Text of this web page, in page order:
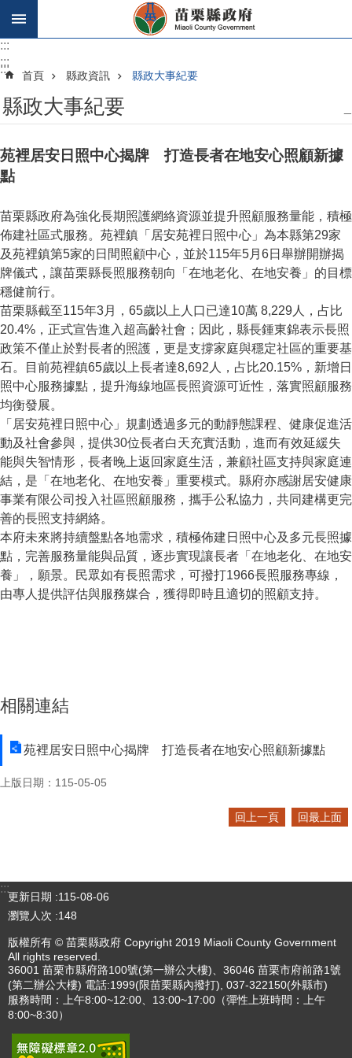
跳到主要內容區塊
:::
:::
::: 首頁 縣政資訊 縣政大事紀要
縣政大事紀要
苑裡居安日照中心揭牌 打造長者在地安心照顧新據
點
苗栗縣政府為強化長期照護網絡資源並提升照顧服務量能，積極
佈建社區式服務。苑裡鎮「居安苑裡日照中心」為本縣第29家
及苑裡鎮第5家的日間照顧中心，並於115年5月6日舉辦開辦揭
牌儀式，讓苗栗縣長照服務朝向「 在地老化、在地安養 」的目標
穩健前行。
苗栗縣截至115年3月，65歲以上人口已達10萬 8,229人，占比
20.4%，正式宣告進入超高齡社會；因此，縣長鍾東錦表示長照
政策不僅止於對長者的照護，更是支撐家庭與穩定社區的重要基
石。目前苑裡鎮65歲以上長者達8,692人，占比20.15%，新增日
照中心服務據點，提升海線地區長照資源可近性，落實照顧服務
均衡發展。
「居安苑裡日照中心」規劃透過多元的動靜態課程、健康促進活
動及社會參與，提供30位長者白天充實活動，進而有效延緩失
能與失智情形，長者晚上返回家庭生活，兼顧社區支持與家庭連
結，是「在地老化、在地安養」重要模式。縣府亦感謝居安健康
事業有限公司投入社區照顧服務，攜手公私協力，共同建構更完
善的長照支持網絡。
本府未來將持續盤點各地需求，積極佈建日照中心及多元長照據
點，完善服務量能與品質，逐步實現讓長者「在地老化、在地安
養」，願景。民眾如有長照需求，可撥打1966長照服務專線，
由專人提供評估與服務媒合，獲得即時且適切的照顧支持。
相關連結
苑裡居安日照中心揭牌 打造長者在地安心照顧新據點
上版日期：115-05-05
回上一頁 回最上面
:::
更新日期
115-08-06
瀏覽人次
148
版權所有 © 苗栗縣政府 Copyright 2019 Miaoli County Government
All rights reserved.
36001 苗栗市縣府路100號(第一辦公大樓)、36046 苗栗市府前路1號
(第二辦公大樓) 電話:1999(限苗栗縣內撥打), 037-322150(外縣市)
服務時間：上午8:00~12:00、13:00~17:00（彈性上班時間：上午
8:00~8:30）